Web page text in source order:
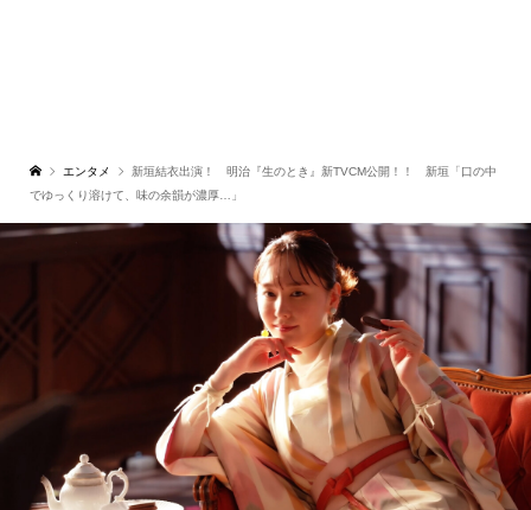
エンタメ
新垣結衣出演！ 明治『生のとき』新TVCM公開！！ 新垣「口の中
でゆっくり溶けて、味の余韻が濃厚…」